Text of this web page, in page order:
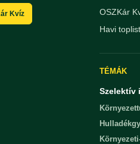
Kvíz
OSZKár
Havi
TÉMÁK
Szelektív